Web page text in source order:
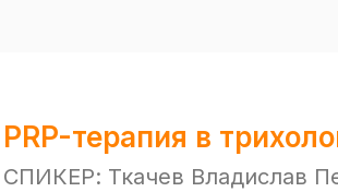
PRP-терапия в
СПИКЕР: Ткачев Владислав